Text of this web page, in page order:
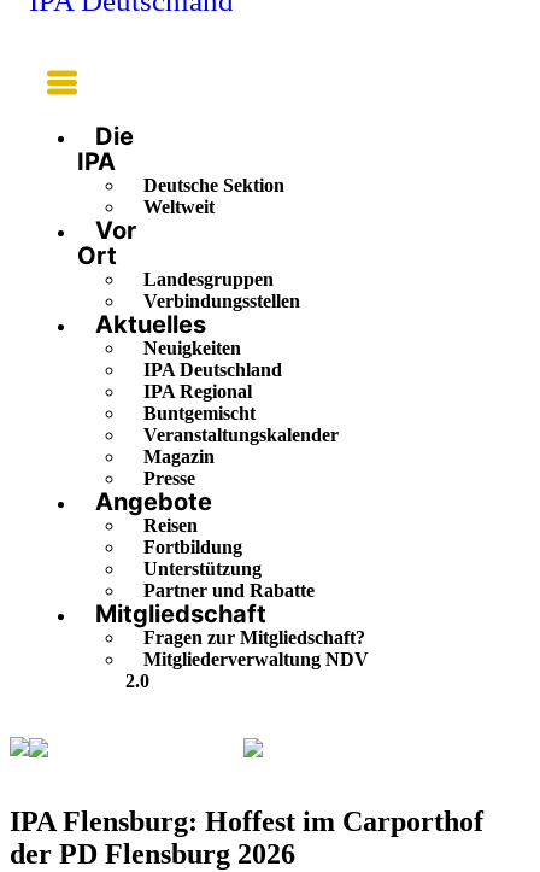
Main
Menu
Die
IPA
Deutsche Sektion
Weltweit
Vor
Ort
Landesgruppen
Verbindungsstellen
Aktuelles
Neuigkeiten
IPA Deutschland
IPA Regional
Buntgemischt
Veranstaltungskalender
Magazin
Presse
Angebote
Reisen
Fortbildung
Unterstützung
Partner und Rabatte
Mitgliedschaft
Fragen zur Mitgliedschaft?
Mitgliederverwaltung NDV
2.0
IPA Flensburg: Hoffest im Carporthof
der PD Flensburg 2026